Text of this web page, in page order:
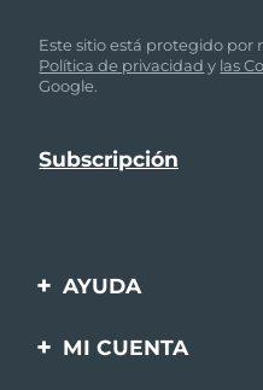
Este sitio está protegido por
Política de privacidad y las
Google.
AYUDA
Contáctanos
MI CUENTA